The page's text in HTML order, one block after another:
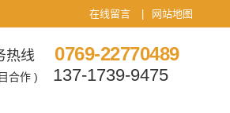
在线留言 网站地图
热线 0769-22770489
合作 ) 137-1739-9475